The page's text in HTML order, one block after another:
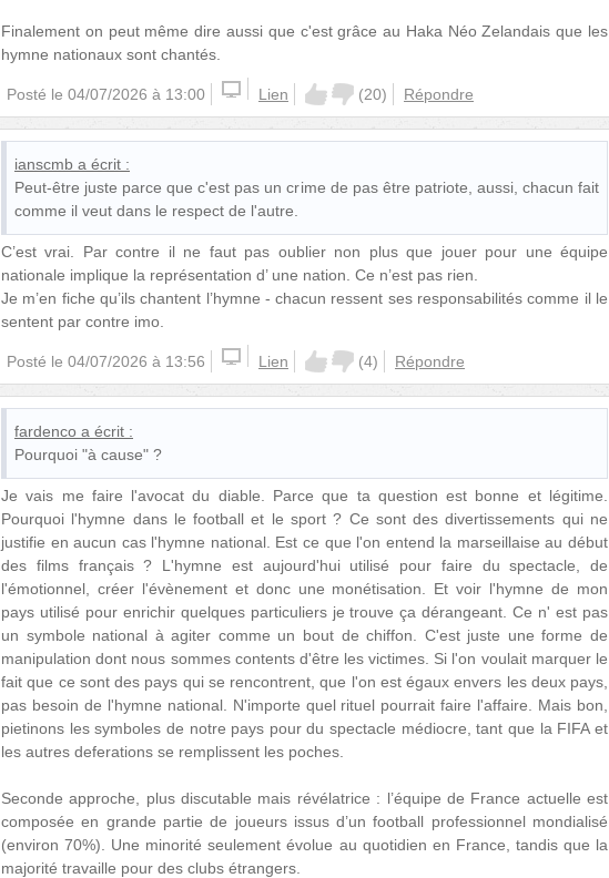
Finalement on peut même dire aussi que c'est grâce au Haka Néo Zelandais que les
hymne nationaux sont chantés.
Posté le 04/07/2026 à 13:00 Lien (20) Répondre
ianscmb a écrit :
Peut-être juste parce que c'est pas un crime de pas être patriote, aussi, chacun fait
comme il veut dans le respect de l'autre.
C’est vrai. Par contre il ne faut pas oublier non plus que jouer pour une équipe
nationale implique la représentation d’ une nation. Ce n’est pas rien.
Je m’en fiche qu’ils chantent l’hymne - chacun ressent ses responsabilités comme il le
sentent par contre imo.
Posté le 04/07/2026 à 13:56 Lien (4) Répondre
fardenco a écrit :
Pourquoi "à cause" ?
Je vais me faire l'avocat du diable. Parce que ta question est bonne et légitime.
Pourquoi l'hymne dans le football et le sport ? Ce sont des divertissements qui ne
justifie en aucun cas l'hymne national. Est ce que l'on entend la marseillaise au début
des films français ? L'hymne est aujourd'hui utilisé pour faire du spectacle, de
l'émotionnel, créer l'évènement et donc une monétisation. Et voir l'hymne de mon
pays utilisé pour enrichir quelques particuliers je trouve ça dérangeant. Ce n' est pas
un symbole national à agiter comme un bout de chiffon. C'est juste une forme de
manipulation dont nous sommes contents d'être les victimes. Si l'on voulait marquer le
fait que ce sont des pays qui se rencontrent, que l'on est égaux envers les deux pays,
pas besoin de l'hymne national. N'importe quel rituel pourrait faire l'affaire. Mais bon,
pietinons les symboles de notre pays pour du spectacle médiocre, tant que la FIFA et
les autres deferations se remplissent les poches.
Seconde approche, plus discutable mais révélatrice : l’équipe de France actuelle est
composée en grande partie de joueurs issus d’un football professionnel mondialisé
(environ 70%). Une minorité seulement évolue au quotidien en France, tandis que la
majorité travaille pour des clubs étrangers.